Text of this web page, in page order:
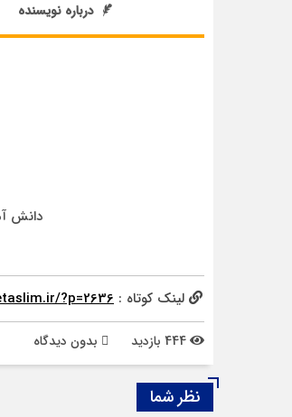
درباره نویسنده
دانش
لینک کوتاه : ?p=2636
بدون دیدگاه
نظر شما